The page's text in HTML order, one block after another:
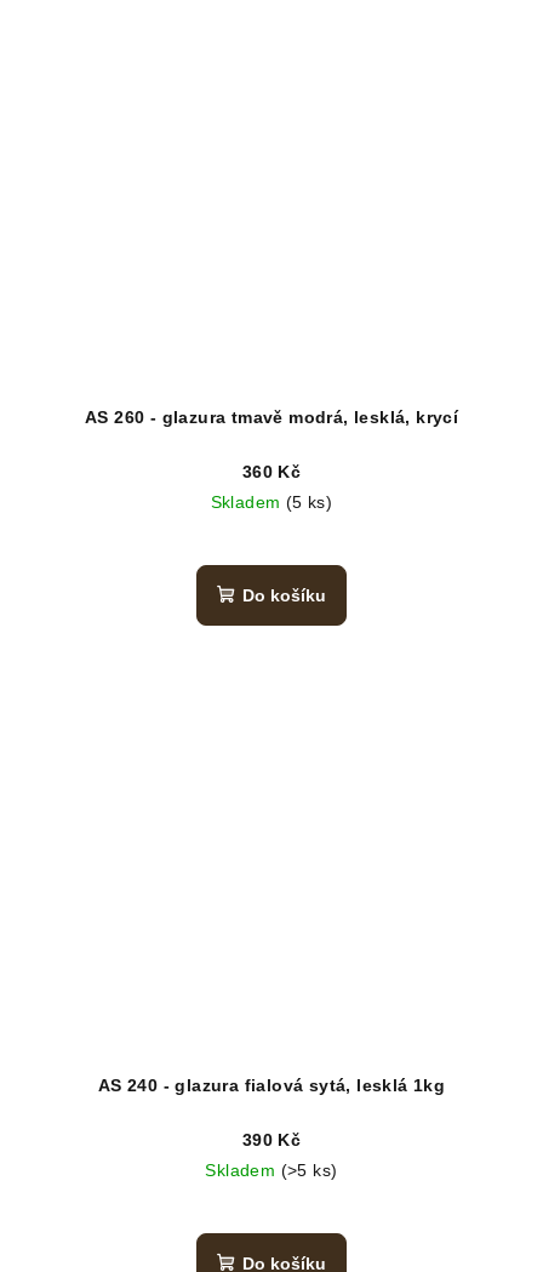
AS 260 - glazura tmavě modrá, lesklá, krycí
360 Kč
Skladem (5 ks)
Do košíku
AS 240 - glazura fialová sytá, lesklá 1kg
390 Kč
Skladem (>5 ks)
Do košíku